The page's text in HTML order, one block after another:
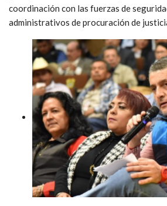
coordinación con las fuerzas de
administrativos de procuración de